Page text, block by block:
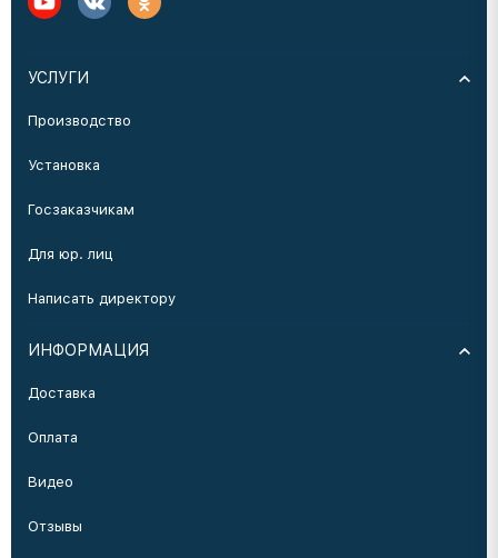
УСЛУГИ
Производство
Установка
Госзаказчикам
Для юр. лиц
Написать директору
ИНФОРМАЦИЯ
Доставка
Оплата
Видео
Отзывы